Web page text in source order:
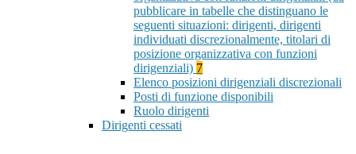
pubblicare in tabelle che distinguano le
seguenti situazioni: dirigenti, dirigenti
individuati discrezionalmente, titolari di
posizione organizzativa con funzioni
dirigenziali) 7
Elenco posizioni dirigenziali discrezionali
Posti di funzione disponibili
Ruolo dirigenti
Dirigenti cessati